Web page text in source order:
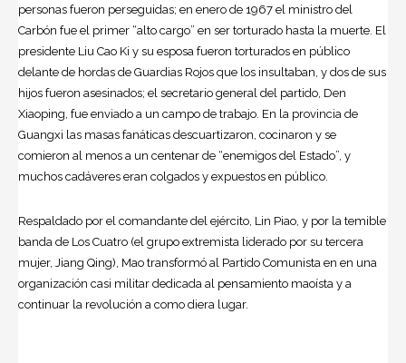
personas fueron perseguidas; en enero de 1967 el ministro del
Carbón fue el primer “alto cargo” en ser torturado hasta la muerte. El
presidente Liu Cao Ki y su esposa fueron torturados en público
delante de hordas de Guardias Rojos que los insultaban, y dos de sus
hijos fueron asesinados; el secretario general del partido, Den
Xiaoping, fue enviado a un campo de trabajo. En la provincia de
Guangxi las masas fanáticas descuartizaron, cocinaron y se
comieron al menos a un centenar de “enemigos del Estado”, y
muchos cadáveres eran colgados y expuestos en público.
Respaldado por el comandante del ejército, Lin Piao, y por la temible
banda de Los Cuatro (el grupo extremista liderado por su tercera
mujer, Jiang Qing), Mao transformó al Partido Comunista en en una
organización casi militar dedicada al pensamiento maoísta y a
continuar la revolución a como diera lugar.